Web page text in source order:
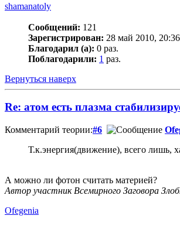
shamanatoly
Сообщений: 121
Зарегистрирован: 28 май 2010, 20:36
Благодарил (а): 0 раз.
Поблагодарили: 1 раз.
Вернуться наверх
Re: атом есть плазма
Комментарий теории:#6
Т.к.энергия(движение), всего лишь,
А можно ли фотон считать материей?
Автор участник Всемирного Заговора
Ofegenia